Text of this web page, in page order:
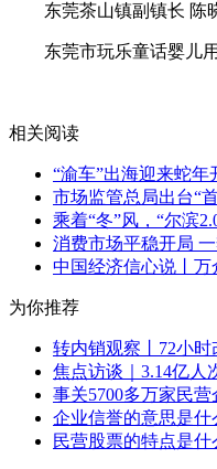
东莞茶山镇副镇长 陈
东莞市玩乐童话婴儿
相关阅读
“渝车”出海迎来蛇年
市场监管总局出台“
乘着“冬”风，“尔滨
消费市场平稳开局
中国经济信心说丨万
为你推荐
转内销观察丨72小
焦点访谈｜3.14亿
事关5700多万家民
企业信誉的意思是什
民营股票的特点是